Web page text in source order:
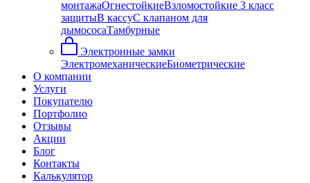
монтажаОгнестойкиеВзломостойкие 3 класс
защитыВ кассуС клапаном для
дымососаТамбурные
Электронные замки
ЭлектромеханическиеБиометрические
О компании
Услуги
Покупателю
Портфолио
Отзывы
Акции
Блог
Контакты
Калькулятор